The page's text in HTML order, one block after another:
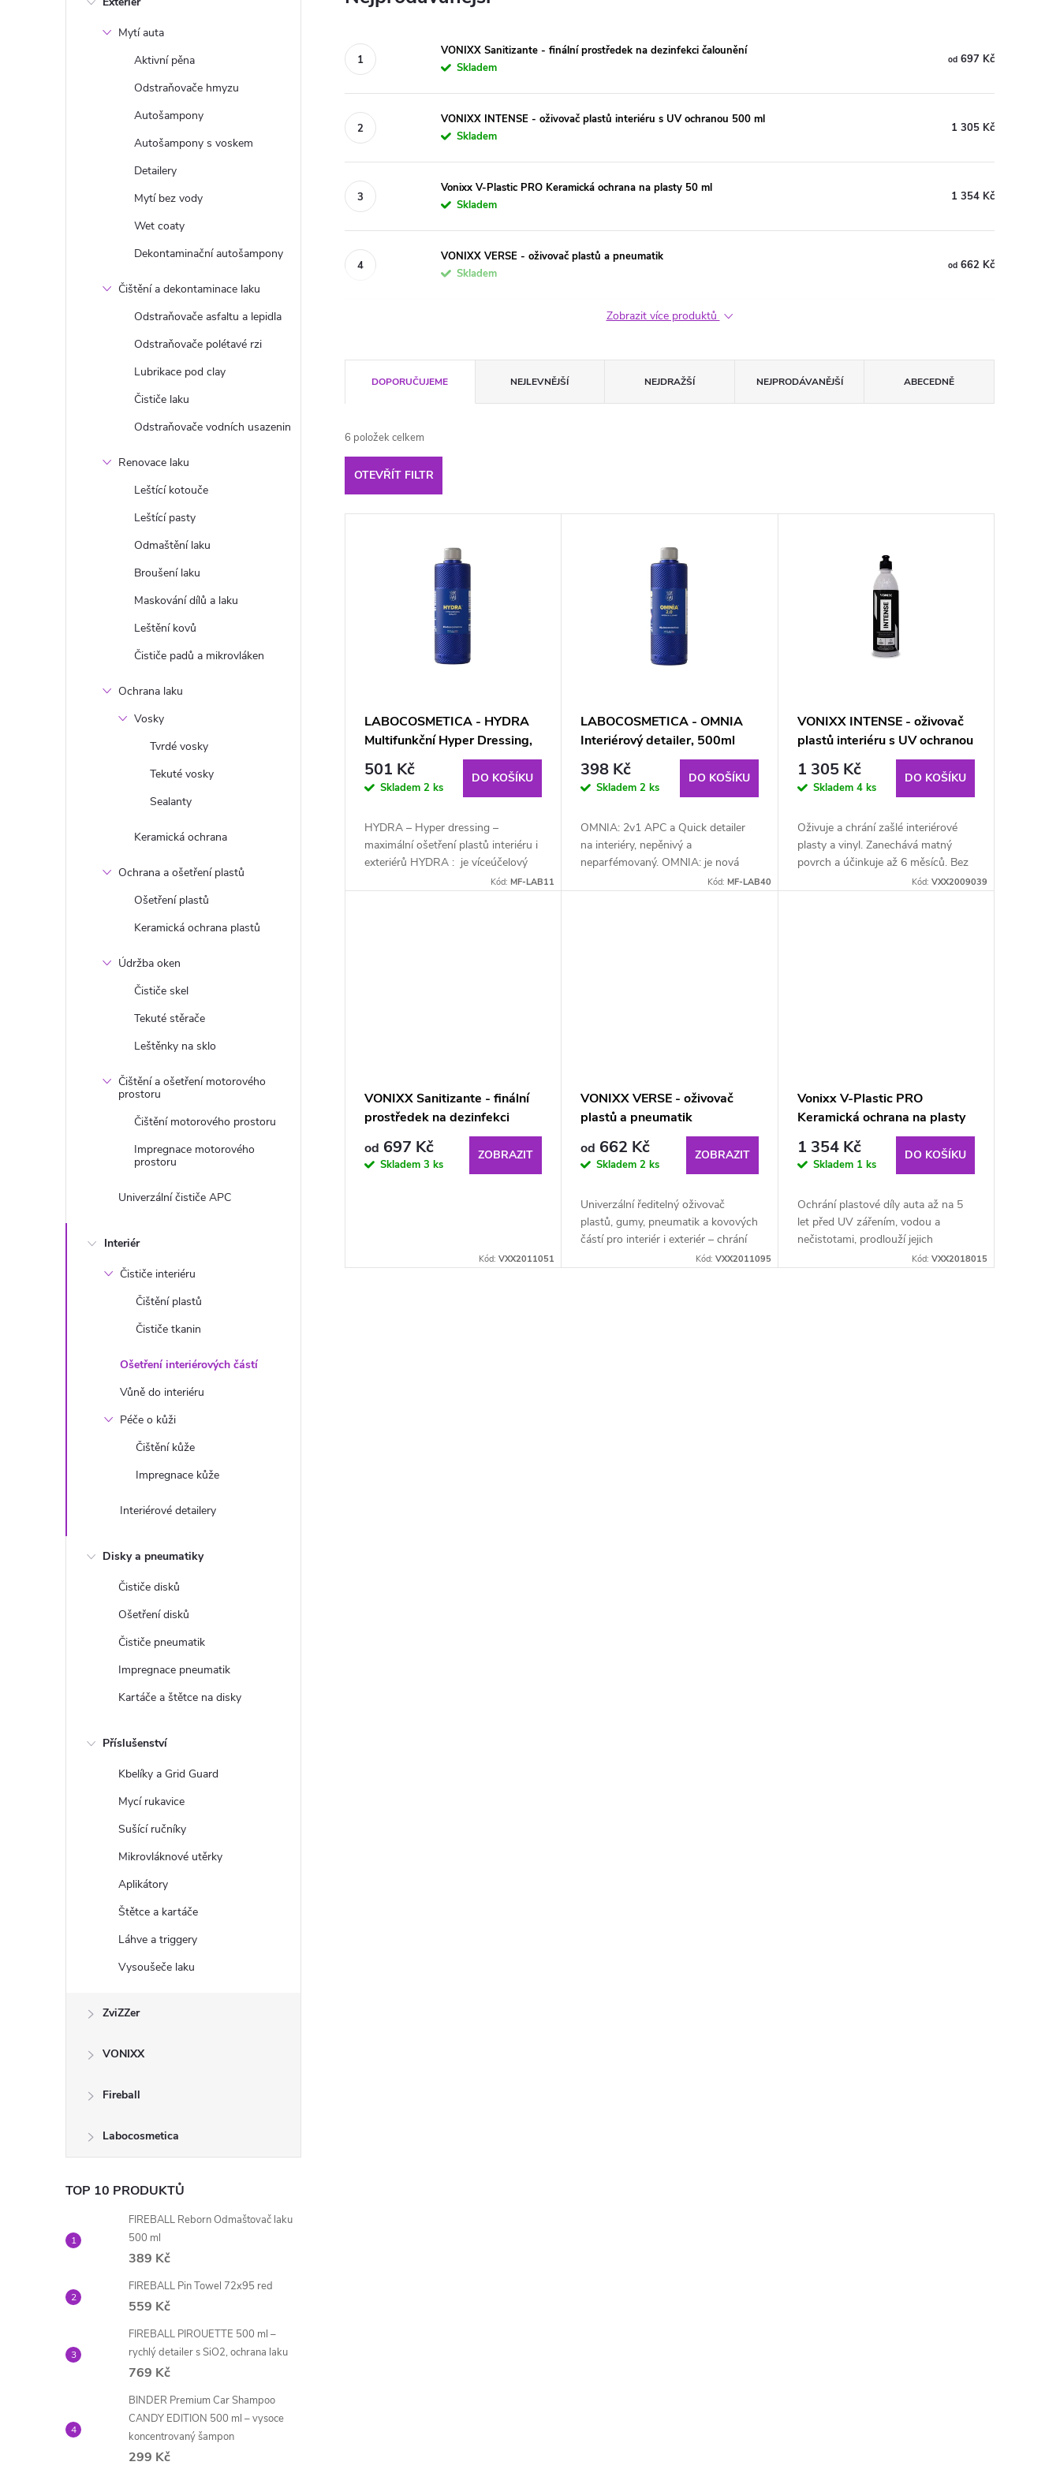
Mytí auta
Aktivní pěna
Odstraňovače hmyzu
Autošampony
Autošampony s voskem
Detailery
Mytí bez vody
Wet coaty
Dekontaminační autošampony
Čištění a dekontaminace laku
Odstraňovače asfaltu a lepidla
Odstraňovače polétavé rzi
Lubrikace pod clay
Čističe laku
Odstraňovače vodních usazenin
Renovace laku
Leštící kotouče
Leštící pasty
Odmaštění laku
Broušení laku
Maskování dílů a laku
Leštění kovů
Čističe padů a mikrovláken
Ochrana laku
Vosky
Tvrdé vosky
Tekuté vosky
Sealanty
Keramická ochrana
Ochrana a ošetření plastů
Ošetření plastů
Keramická ochrana plastů
Údržba oken
Čističe skel
Tekuté stěrače
Leštěnky na sklo
Čištění a ošetření motorového
prostoru
Čištění motorového prostoru
Impregnace motorového
prostoru
Univerzální čističe APC
Interiér
Čističe interiéru
Čištění plastů
Čističe tkanin
Ošetření interiérových částí
Vůně do interiéru
Péče o kůži
Čištění kůže
Impregnace kůže
Interiérové detailery
Disky a pneumatiky
Čističe disků
Ošetření disků
Čističe pneumatik
Impregnace pneumatik
Kartáče a štětce na disky
Příslušenství
Kbelíky a Grid Guard
Mycí rukavice
Sušící ručníky
Mikrovláknové utěrky
Aplikátory
Štětce a kartáče
Láhve a triggery
Vysoušeče laku
ZviZZer
VONIXX
Fireball
Labocosmetica
TOP 10 PRODUKTŮ
FIREBALL Reborn Odmaštovač laku
500 ml
389 Kč
FIREBALL Pin Towel 72x95 red
559 Kč
FIREBALL PIROUETTE 500 ml –
rychlý detailer s SiO2, ochrana laku
769 Kč
BINDER Premium Car Shampoo
CANDY EDITION 500 ml – vysoce
koncentrovaný šampon
299 Kč
VONIXX Sanitizante - finální prostředek na dezinfekci čalounění
Skladem
od 697 Kč
VONIXX INTENSE - oživovač plastů interiéru s UV ochranou 500 ml
Skladem
1 305 Kč
Vonixx V-Plastic PRO Keramická ochrana na plasty 50 ml
Skladem
1 354 Kč
VONIXX VERSE - oživovač plastů a pneumatik
Skladem
od 662 Kč
Zobrazit více produktů
a
z
e
ů
DOPORUČUJEME NEJLEVNĚJŠÍ NEJDRAŽŠÍ NEJPRODÁVANĚJŠÍ ABECEDNĚ
6 položek celkem
OTEVŘÍT FILTR
u
LABOCOSMETICA - HYDRA
Multifunkční Hyper Dressing,
500ml
501 Kč
Skladem 2 ks
DO KOŠÍKU
HYDRA – Hyper dressing –
maximální ošetření plastů interiéru i
exteriérů HYDRA : je víceúčelový
Hyper dressing pro široké spektrum
Kód: MF-LAB11
LABOCOSMETICA - OMNIA
Interiérový detailer, 500ml
398 Kč
Skladem2 ks
DO KOŠÍKU
OMNIA: 2v1 APC a Quick detailer
na interiéry, nepěnivý a
neparfémovaný. OMNIA: je nová
generace čisticího prostředku do
Kód: MF-LAB40
VONIXX INTENSE - oživovač
plastů interiéru s UV ochranou
500 ml
1 305 Kč
Skladem 4 ks
DO KOŠÍKU
Oživuje a chrání zašlé interiérové
plasty a vinyl. Zanechává matný
povrch a účinkuje až 6 měsíců. Bez
Kód: VXX2009039
VONIXX Sanitizante - finální
prostředek na dezinfekci
čalounění
od 697 Kč
Skladem 3 ks
ZOBRAZIT
Kód:VXX2011051
VONIXX VERSE - oživovač
plastů a pneumatik
od 662 Kč
Skladem2 ks
ZOBRAZIT
Univerzální ředitelný oživovač
plastů, gumy, pneumatik a kovových
částí pro interiér i exteriér – chrání
před UV zářením, odpuzuje vodu a
Kód: VXX2011095
Vonixx V-Plastic PRO
Keramická ochrana na plasty
50 ml
1 354 Kč
Skladem 1 ks
DO KOŠÍKU
Ochrání plastové díly auta až na 5
let před UV zářením, vodou a
nečistotami, prodlouží jejich
životnost a udržuje je v perfektním
Kód: VXX2018015